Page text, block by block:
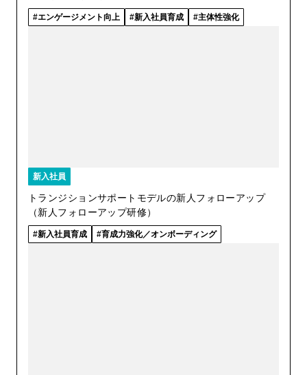
エンゲージメント向上 新入社員育成 主体性強化
新入社員
トランジションサポートモデルの新人フォローアップ
（新人フォローアップ研修）
新入社員育成 育成力強化／オンボーディング